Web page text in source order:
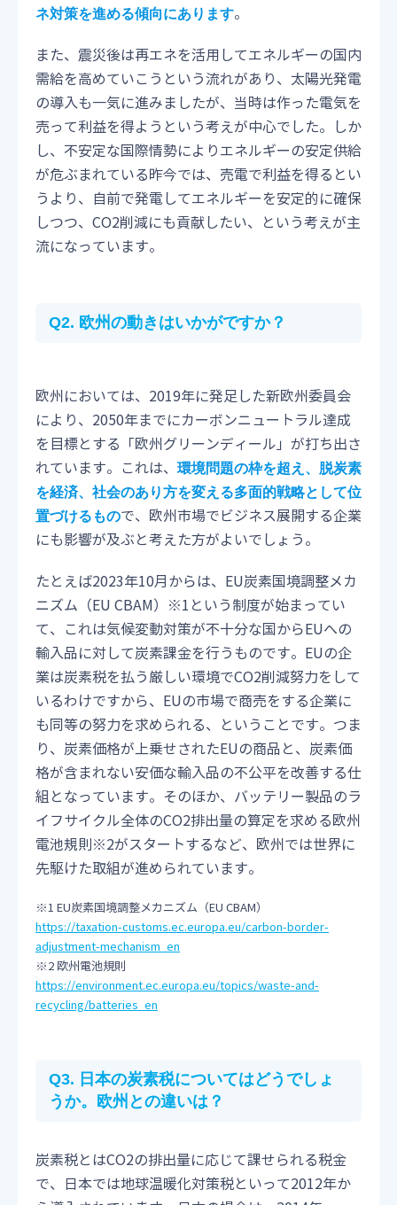
ネ対策を進める傾向にあります。
また、震災後は再エネを活用してエネルギーの国内
需給を高めていこうという流れがあり、太陽光発電
の導入も一気に進みましたが、当時は作った電気を
売って利益を得ようという考えが中心でした。しか
し、不安定な国際情勢によりエネルギーの安定供給
が危ぶまれている昨今では、売電で利益を得るとい
うより、自前で発電してエネルギーを安定的に確保
しつつ、CO2削減にも貢献したい、という考えが主
流になっています。
Q2. 欧州の動きはいかがですか？
欧州においては、2019年に発足した新欧州委員会
により、2050年までにカーボンニュートラル達成
を目標とする「欧州グリーンディール」が打ち出さ
れています。これは、 環境問題の枠を超え、脱炭素
を経済、社会のあり方を変える多面的戦略として位
置づけるもので、欧州市場でビジネス展開する企業
にも影響が及ぶと考えた方がよいでしょう。
たとえば2023年10月からは、EU炭素国境調整メカ
ニズム（EU CBAM）※1という制度が始まってい
て、これは気候変動対策が不十分な国からEUへの
輸入品に対して炭素課金を行うものです。EUの企
業は炭素税を払う厳しい環境でCO2削減努力をして
いるわけですから、EUの市場で商売をする企業に
も同等の努力を求められる、ということです。つま
り、炭素価格が上乗せされたEUの商品と、炭素価
格が含まれない安価な輸入品の不公平を改善する仕
組となっています。そのほか、バッテリー製品のラ
イフサイクル全体のCO2排出量の算定を求める欧州
電池規則※2がスタートするなど、欧州では世界に
先駆けた取組が進められています。
※1 EU炭素国境調整メカニズム（EU CBAM）
https://taxation-customs.ec.europa.eu/carbon-border-
adjustment-mechanism_en
※2 欧州電池規則
https://environment.ec.europa.eu/topics/waste-and-
recycling/batteries_en
Q3. 日本の炭素税についてはどうでしょ
うか。欧州との違いは？
炭素税とはCO2の排出量に応じて課せられる税金
で、日本では地球温暖化対策税といって2012年か